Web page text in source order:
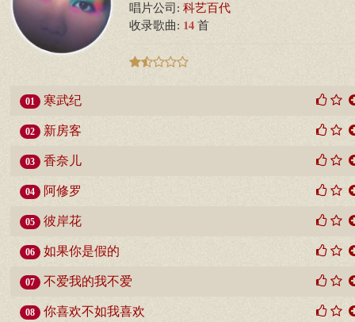
唱片公司: 科艺百代
收录歌曲: 14 首
01 寒武纪
02 新房客
03 香奈儿
04 阿修罗
05 彼岸花
06 如果你是假的
07 不爱我的我不爱
08 你喜欢不如我喜欢